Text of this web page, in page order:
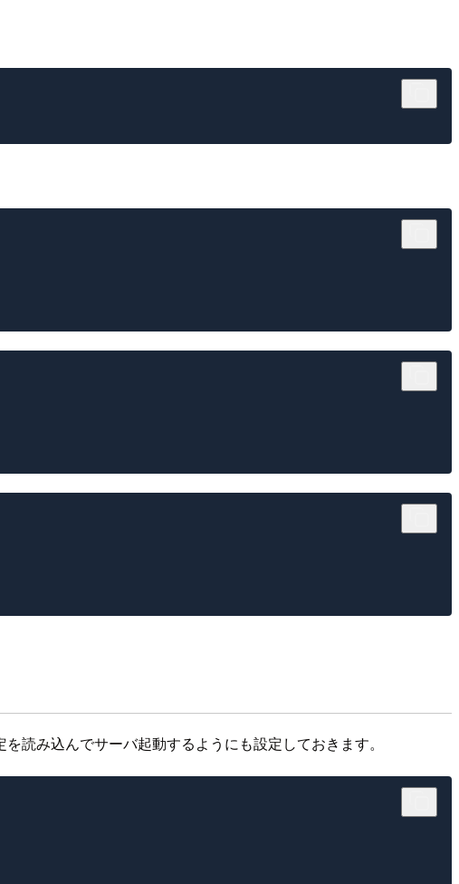
を読み込んでサーバ起動するようにも設定しておきます。